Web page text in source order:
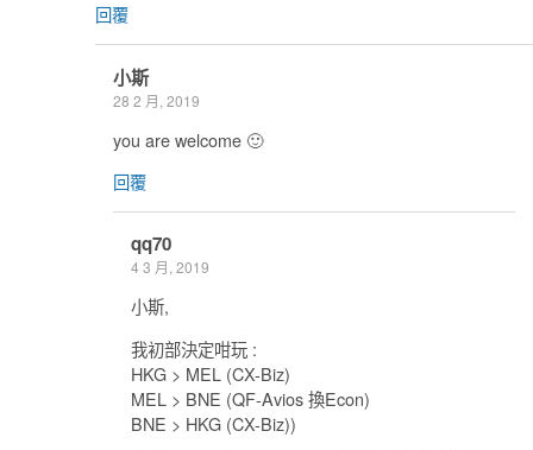
回覆
小斯
28 2 月, 2019
you are welcome 🙂
回覆
qq70
4 3 月, 2019
小斯,
我初部決定咁玩 :
HKG > MEL (CX-Biz)
MEL > BNE (QF-Avios 換Econ)
BNE > HKG (CX-Biz))